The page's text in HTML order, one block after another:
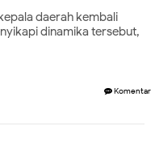
daerah kembali
dinamika tersebut,
Komentar